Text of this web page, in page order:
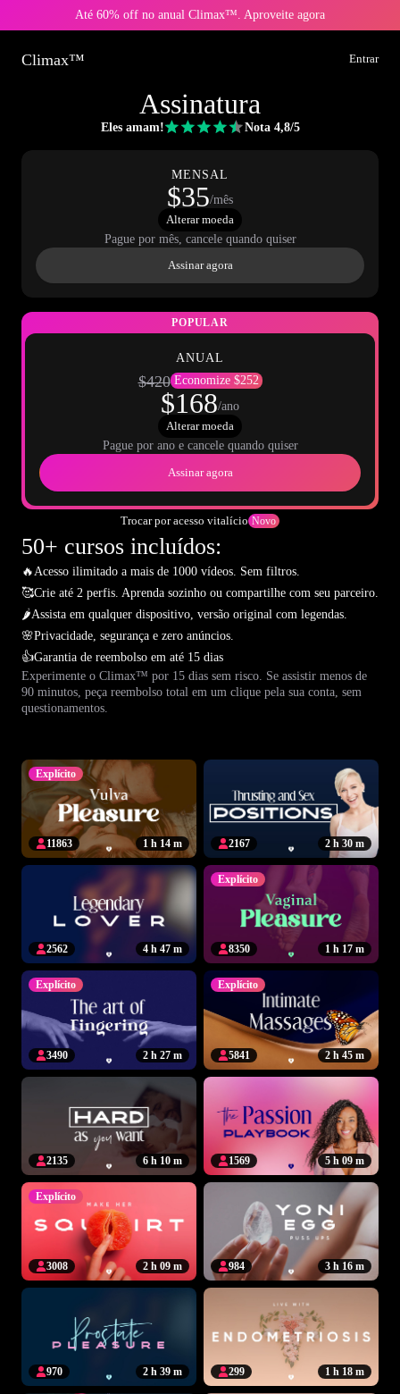
Até 60% off no anual Climax™. Aproveite agora
Climax™ Entrar
Assinatura
Eles amam! Nota 4,8/5
50+ cursos incluídos:
🔥 Acesso ilimitado a mais de 1000 vídeos. Sem filtros.
🥰Crie até 2 perfis. Aprenda sozinho ou compartilhe com seu parceiro.
🌶️Assista em qualquer dispositivo, versão original com legendas.
🌸Privacidade, segurança e zero anúncios.
👍Garantia de reembolso em até 15 dias
Experimente o Climax™ por 15 dias sem risco. Se assistir menos de
90 minutos, peça reembolso total em um clique pela sua conta, sem
questionamentos.
MENSAL
$35/mês
Alterar moeda
Pague por mês, cancele quando quiser
Assinar agora
POPULAR
ANUAL
$420 Economize $252
$168/ano
Alterar moeda
Pague por ano e cancele quando quiser
Assinar agora
Trocar por acesso vitalício Novo
Explícito
1 h 14 m
11863 2 h 30 m
2167
4 h 47 m
2562
Explícito
1 h 17 m
8350
Explícito
2 h 27 m
3490
Explícito
2 h 45 m
5841
6 h 10 m
2135 5 h 09 m
1569
Explícito
2 h 09 m
3008 3 h 16 m
984
2 h 39 m
970 1 h 18 m
299